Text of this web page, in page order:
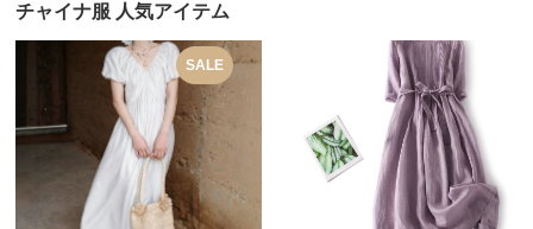
チャイナ服 人気アイテム
SALE